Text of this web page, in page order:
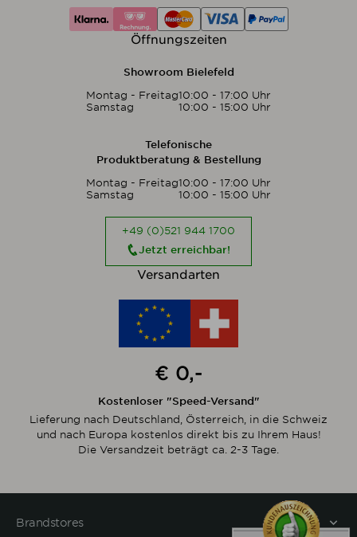
Öffnungszeiten
Showroom Bielefeld
Montag - Freitag10:00 - 17:00 Uhr
Samstag
10:00 - 15:00 Uhr
Telefonische
Produktberatung & Bestellung
Montag - Freitag10:00 - 17:00 Uhr
Samstag
10:00 - 15:00 Uhr
+49 (0)521 944 1700
Jetzt erreichbar!
Versandarten
€ 0,-
Kostenloser "Speed-Versand"
Lieferung nach Deutschland, Österreich, in die Schweiz
und nach Europa kostenlos direkt bis zu Ihrem Haus!
Die Versandzeit beträgt ca. 2-3 Tage.
Brandstores